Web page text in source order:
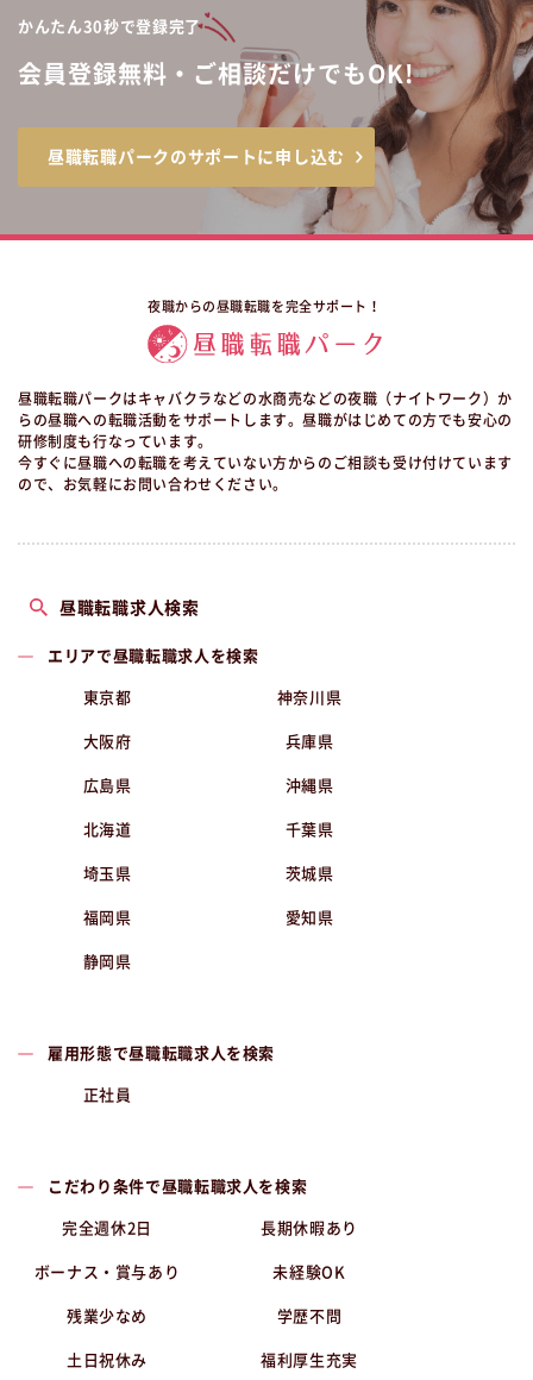
かんたん30秒で登録完了
会員登録無料・ご相談だけでもOK!
昼職転職パークのサポートに申し込む
夜職からの昼職転職を完全サポート！
昼職転職パークはキャバクラなどの水商売などの夜職（ナイトワーク）か
らの昼職への転職活動をサポートします。昼職がはじめての方でも安心の
研修制度も行なっています。
今すぐに昼職への転職を考えていない方からのご相談も受け付けています
ので、お気軽にお問い合わせください。
昼職転職求人検索
エリアで昼職転職求人を検索
東京都 神奈川県
大阪府 兵庫県
広島県 沖縄県
北海道 千葉県
埼玉県 茨城県
福岡県 愛知県
静岡県
雇用形態で昼職転職求人を検索
正社員
こだわり条件で昼職転職求人を検索
完全週休2日 長期休暇あり
ボーナス・賞与あり 未経験OK
残業少なめ 学歴不問
土日祝休み 福利厚生充実